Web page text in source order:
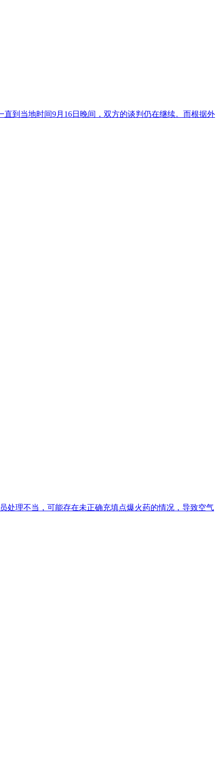
到当地时间9月16日晚间，双方的谈判仍在继续。而根据外
处理不当，可能存在未正确充填点爆火药的情况，导致空气